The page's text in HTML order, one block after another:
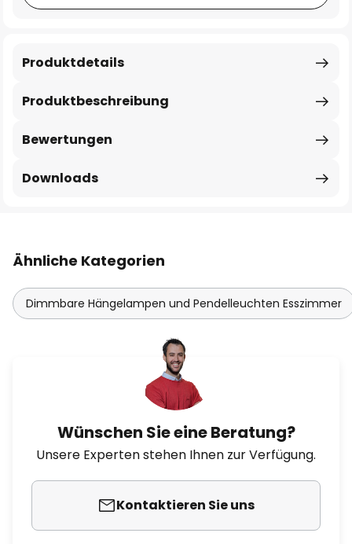
Produktbeschreibung
Produktdetails
Bewertungen
Downloads
Ähnliche Kategorien
Dimmbare Hängelampen und Pendelleuchten Esszimmer
Wünschen Sie eine Beratung?
Unsere Experten stehen Ihnen zur Verfügung.
Kontaktieren Sie uns